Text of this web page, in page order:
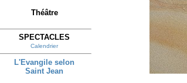
Théâtre
SPECTACLES
Calendrier
L'Evangile selon
Saint Jean